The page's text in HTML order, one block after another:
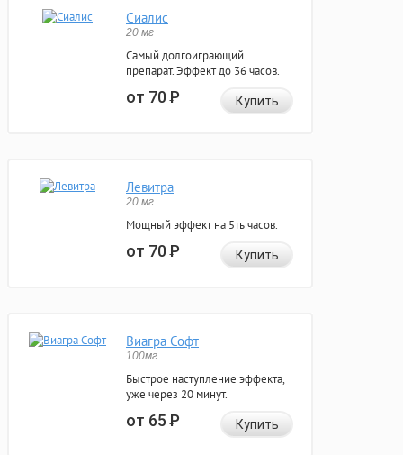
Сиалис
20 мг
Самый долгоиграющий
препарат. Эффект до 36 часов.
от 70Р Купить
Левитра
20 мг
Мощный эффект на 5ть часов.
от 70Р Купить
Виагра Софт
100мг
Быстрое наступление эффекта,
уже через 20 минут.
от 65Р Купить